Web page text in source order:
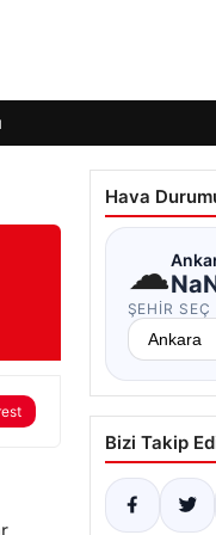
Hava
☁
ŞEHIR SEÇ
Bizi Takip